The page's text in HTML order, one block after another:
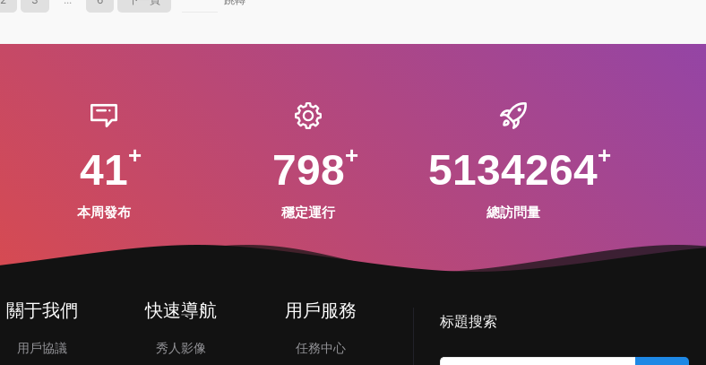
41
本周發布
798
穩定運行
5134264
總訪問量
關于我們
用戶協議
快速導航
秀人影像
用戶服務
任務中心
标題搜索